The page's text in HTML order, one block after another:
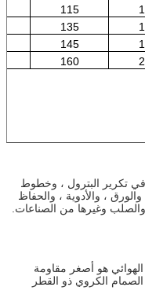
115
135
145
160
تكرير البترول ، وخطوط
والورق ، والأدوية ، والحفاظ
والصلب وغيرها من الصناعات.
هو أصغر مقاومة
الكروي ذو القطر